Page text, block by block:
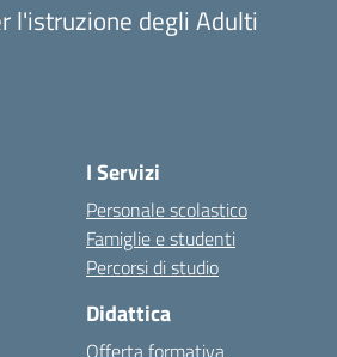
l'istruzione degli Adulti
I Servizi
Personale scolastico
Famiglie e studenti
Percorsi di studio
Didattica
Offerta formativa